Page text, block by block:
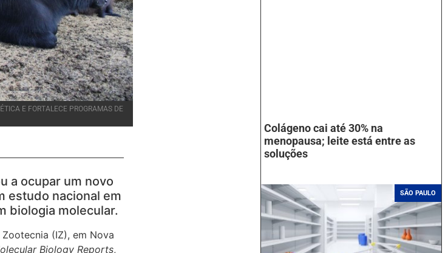
E FORTALECE PROGRAMAS DE
a ocupar um novo
estudo nacional em
biologia molecular.
(IZ), em Nova
Biology Reports,
Colágeno cai até 30% na
menopausa; leite está entre as
soluções
SÃO PAULO